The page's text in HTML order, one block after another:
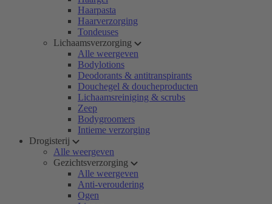
Haarpasta
Haarverzorging
Tondeuses
Lichaamsverzorging
Alle weergeven
Bodylotions
Deodorants & antitranspirants
Douchegel & doucheproducten
Lichaamsreiniging & scrubs
Zeep
Bodygroomers
Intieme verzorging
Drogisterij
Alle weergeven
Gezichtsverzorging
Alle weergeven
Anti-veroudering
Ogen